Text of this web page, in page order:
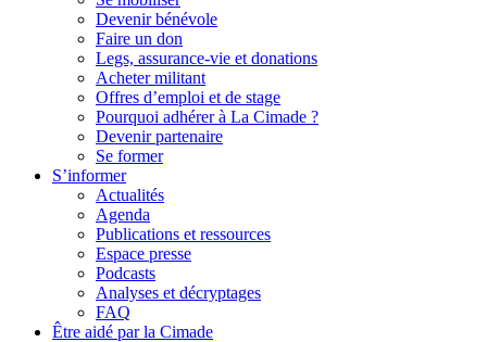
Devenir bénévole
Faire un don
Legs, assurance-vie et donations
Acheter militant
Offres d’emploi et de stage
Pourquoi adhérer à La Cimade ?
Devenir partenaire
Se former
S’informer
Actualités
Agenda
Publications et ressources
Espace presse
Podcasts
Analyses et décryptages
FAQ
Être aidé par la Cimade